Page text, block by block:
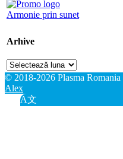
Armonie prin sunet
Arhive
Arhive
© 2018-2026 Plasma Romania
Alex
A文